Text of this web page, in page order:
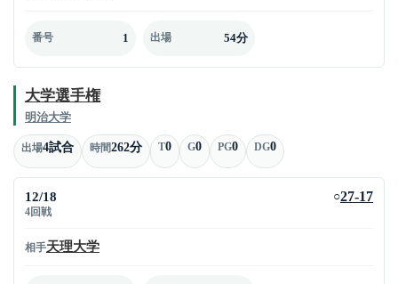
番号 1 出場 54分
大学選手権
明治大学
出場4試合 時間262分 T0 G0 PG0 DG0
12/18
4回戦
○27-17
相手天理大学